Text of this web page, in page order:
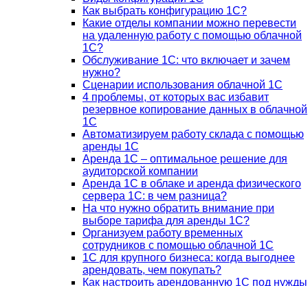
Как выбрать конфигурацию 1С?
Какие отделы компании можно перевести
на удаленную работу с помощью облачной
1С?
Обслуживание 1С: что включает и зачем
нужно?
Сценарии использования облачной 1С
4 проблемы, от которых вас избавит
резервное копирование данных в облачной
1С
Автоматизируем работу склада с помощью
аренды 1С
Аренда 1С – оптимальное решение для
аудиторской компании
Аренда 1С в облаке и аренда физического
сервера 1С: в чем разница?
На что нужно обратить внимание при
выборе тарифа для аренды 1С?
Организуем работу временных
сотрудников с помощью облачной 1С
1С для крупного бизнеса: когда выгоднее
арендовать, чем покупать?
Как настроить арендованную 1С под нужды